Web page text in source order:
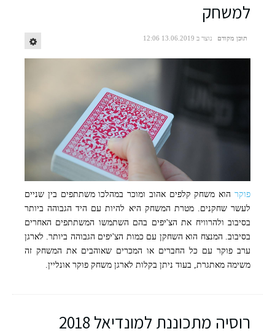
למשחק
תוכן מקודם נוצר ב 13.06.2019 12:06
פוקר הוא משחק קלפים אהוב ומוכר במהלכו משתתפים בין שניים
לעשר שחקנים. מטרת המשחק היא להיות עם היד הגבוהה ביותר
בסיבוב ולהרוויח את הצ'יפים בהם השתמשו המשתתפים האחרים
בסיבוב. המנצח הוא השחקן עם כמות הצ'יפים הגבוהה ביותר. לארגן
ערב פוקר עם כל החברים או המכרים שאוהבים את המשחק זה
משימה מאתגרת, בעוד ניתן בקלות לארגן משחק פוקר אונליין.
רוסיה מתכוננת למונדיאל 2018